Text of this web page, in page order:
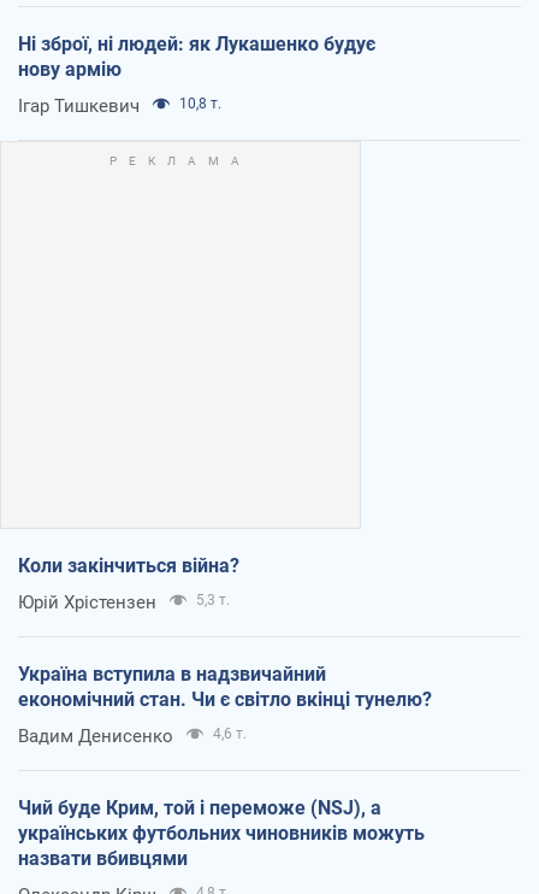
Ні зброї, ні людей: як Лукашенко будує
нову армію
Ігар Тишкевич 10,8 т.
Коли закінчиться війна?
Юрій Хрістензен 5,3 т.
Україна вступила в надзвичайний
економічний стан. Чи є світло вкінці тунелю?
Вадим Денисенко 4,6 т.
Чий буде Крим, той і переможе (NSJ), а
українських футбольних чиновників можуть
назвати вбивцями